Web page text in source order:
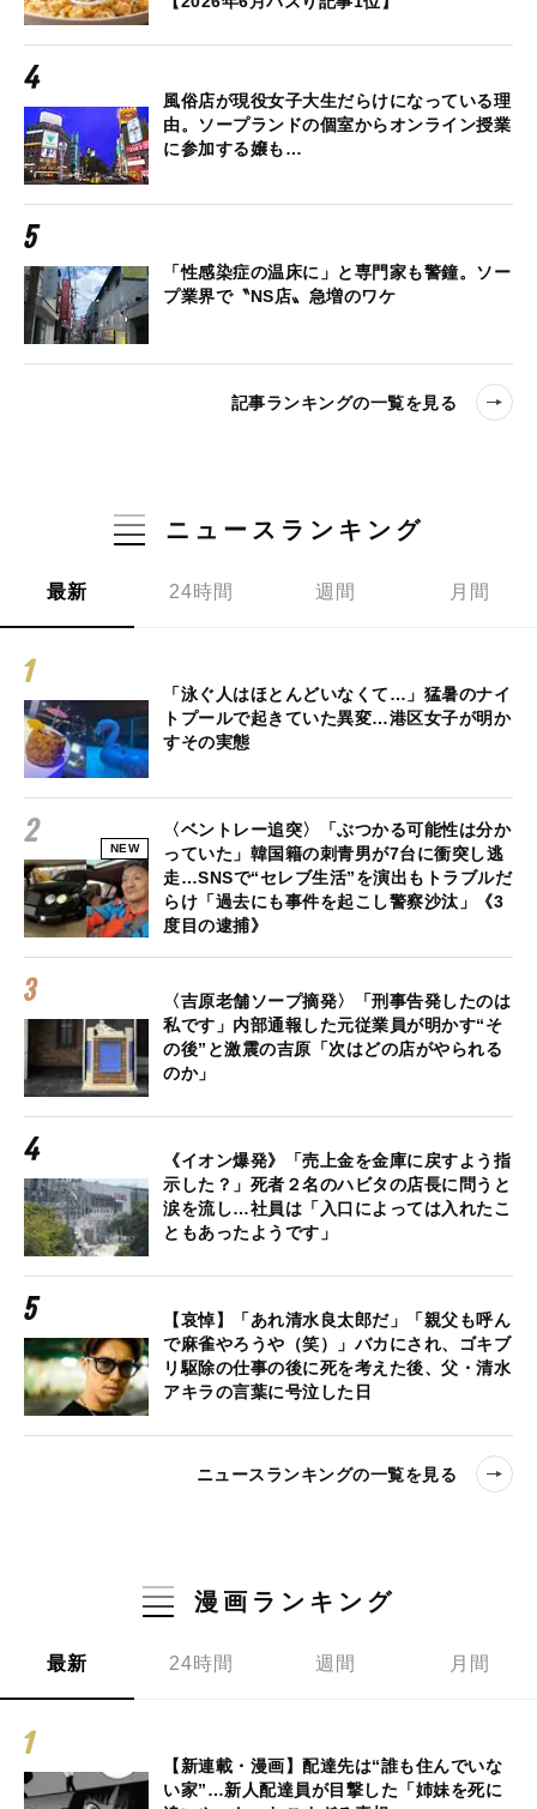
風俗店が現役女子大生だらけになっている理
由。ソープランドの個室からオンライン授業
に参加する嬢も…
「性感染症の温床に」と専門家も警鐘。ソー
プ業界で〝NS店〟急増のワケ
記事ランキングの一覧を見る
ニュースランキング
最新 24時間 週間 月間
「泳ぐ人はほとんどいなくて…」猛暑のナイ
トプールで起きていた異変…港区女子が明か
すその実態
NEW
〈ベントレー追突〉「ぶつかる可能性は分か
っていた」韓国籍の刺青男が7台に衝突し逃
走…SNSで“セレブ生活”を演出もトラブルだ
らけ「過去にも事件を起こし警察沙汰」《3
度目の逮捕》
〈吉原老舗ソープ摘発〉「刑事告発したのは
私です」内部通報した元従業員が明かす“そ
の後”と激震の吉原「次はどの店がやられる
のか」
《イオン爆発》「売上金を金庫に戻すよう指
示した？」死者２名のハビタの店長に問うと
涙を流し…社員は「入口によっては入れたこ
ともあったようです」
【哀悼】「あれ清水良太郎だ」「親父も呼ん
で麻雀やろうや（笑）」バカにされ、ゴキブ
リ駆除の仕事の後に死を考えた後、父・清水
アキラの言葉に号泣した日
ニュースランキングの一覧を見る
漫画ランキング
最新 24時間 週間 月間
【新連載・漫画】配達先は“誰も住んでいな
い家”…新人配達員が目撃した「姉妹を死に